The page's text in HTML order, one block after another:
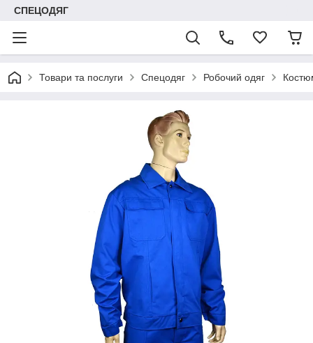
СПЕЦОДЯГ
Товари та послуги Спецодяг Робочий одяг